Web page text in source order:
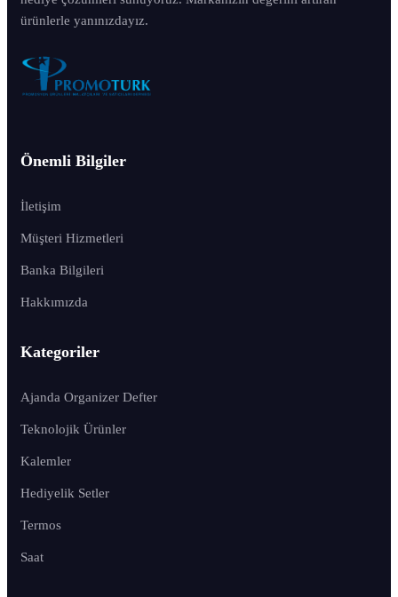
ürünlerle yanınızdayız.
Önemli Bilgiler
İletişim
Müşteri Hizmetleri
Banka Bilgileri
Hakkımızda
Kategoriler
Ajanda Organizer Defter
Teknolojik Ürünler
Kalemler
Hediyelik Setler
Termos
Saat